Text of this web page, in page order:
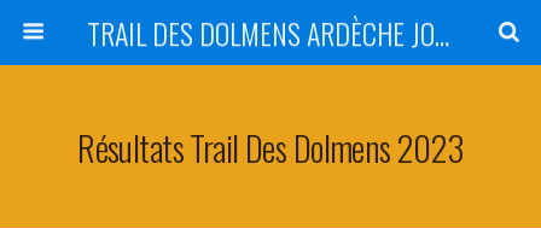
TRAIL DES DOLMENS ARDÈCHE JOYEUSE
Résultats Trail Des Dolmens 2023